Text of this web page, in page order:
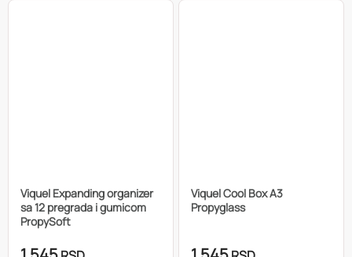
Viquel Expanding organizer
sa 12 pregrada i gumicom
PropySoft
Viquel Cool Box A3
Propyglass